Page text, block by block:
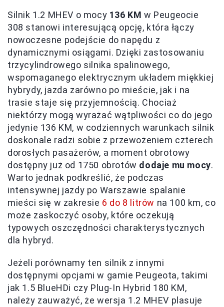
Silnik 1.2 MHEV o mocy 136 KM w Peugeocie
308 stanowi interesującą opcję, która łączy
nowoczesne podejście do napędu z
dynamicznymi osiągami. Dzięki zastosowaniu
trzycylindrowego silnika spalinowego,
wspomaganego elektrycznym układem miękkiej
hybrydy, jazda zarówno po mieście, jak i na
trasie staje się przyjemnością. Chociaż
niektórzy mogą wyrażać wątpliwości co do jego
jedynie 136 KM, w codziennych warunkach silnik
doskonale radzi sobie z przewożeniem czterech
dorosłych pasażerów, a moment obrotowy
dostępny już od 1750 obrotów dodaje mu mocy.
Warto jednak podkreślić, że podczas
intensywnej jazdy po Warszawie spalanie
mieści się w zakresie 6 do 8 litrów na 100 km, co
może zaskoczyć osoby, które oczekują
typowych oszczędności charakterystycznych
dla hybryd.
Jeżeli porównamy ten silnik z innymi
dostępnymi opcjami w gamie Peugeota, takimi
jak 1.5 BlueHDi czy Plug-In Hybrid 180 KM,
należy zauważyć, że wersja 1.2 MHEV plasuje